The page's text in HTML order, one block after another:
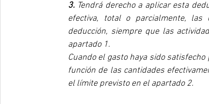
3. Tendrá derecho a aplicar esta
efectiva, total o parcialmente,
deducción, siempre que las
apartado 1.
Cuando el gasto haya sido
función de las cantidades
el límite previsto en el apartado 2.